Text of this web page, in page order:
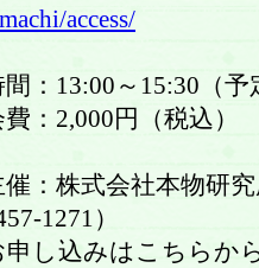
access/
間：13:00～15:30（予
：2,000円（税込）
催：株式会社本物研
1271）
申し込みはこちらか